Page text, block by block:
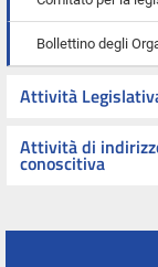
Bollettino degli
Attività
Attività di
conoscitiva